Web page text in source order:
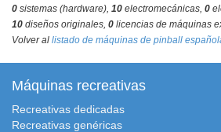
0 sistemas (hardware), 10 electromecánicas, 0
10 diseños originales, 0 licencias de máquinas
Volver al listado de máquinas de pinball
Máquinas recreativas
Recreativas dedicadas
Recreativas genéricas